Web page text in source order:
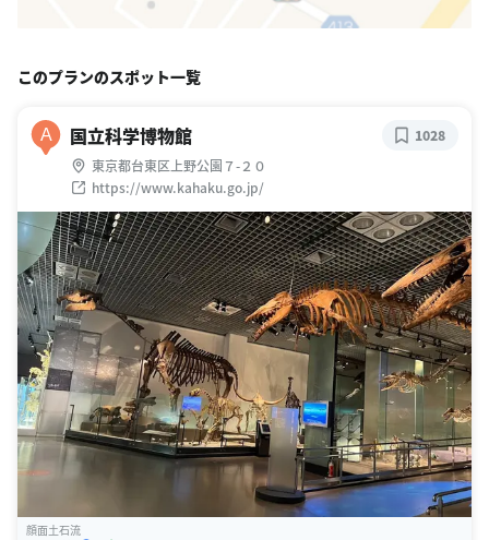
このプランのスポット一覧
A 国立科学博物館
東京都台東区上野公園７-２０
https://www.kahaku.go.jp/
1028
顔面土石流